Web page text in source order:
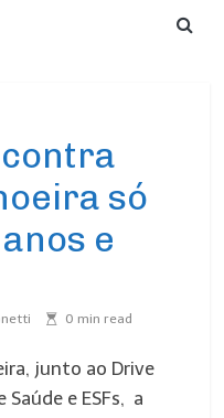
só
e
0 min read
junto ao Drive
e ESFs, a